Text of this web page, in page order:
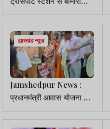
फैलने की संभावना, दूसरे जगह
स्थानांतरित की मांग
झारखंड न्यूज़
Jamshedpur News :
प्रधानमंत्री आवास योजना के
तहत 340 परिवारों को सौंपी
गई फ्लैटों की चाबी